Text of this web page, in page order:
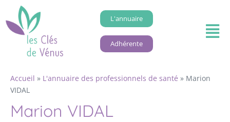
L'annuaire
Adhérente
Accueil » L'annuaire des professionnels de santé » Marion
VIDAL
Marion VIDAL